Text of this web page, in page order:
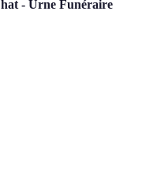
- Urne Funéraire